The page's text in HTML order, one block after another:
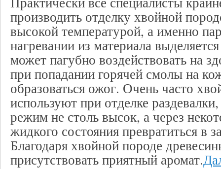
производить отделку хвойной
высокой температурой, а именно
нагревании из материала
может пагубно воздействовать на
при попадании горячей смолы на
образоваться ожог. Очень часто
используют при отделке
режим не столь высок, а через
жидкого состояния превратиться в
Благодаря хвойной породе
присутствовать приятный аромат.